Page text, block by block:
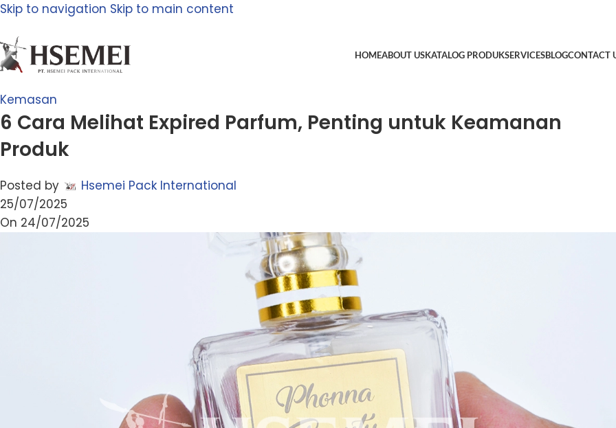
Skip to navigation Skip to main content
HOMEABOUT USKATALOG PRODUKSERVICESBLOGCONTACT
Kemasan
6 Cara Melihat Expired Parfum, Penting untuk Keamanan
Produk
Posted by
Hsemei Pack International
25/07/2025
On 24/07/2025